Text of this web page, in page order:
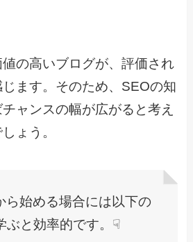
の高いブログが、評価され
ます。そのため、SEOの知
ャンスの幅が広がると考え
ょう。
ら始める場合には以下の
ぶと効率的です。☟